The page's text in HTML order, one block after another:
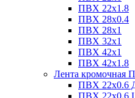
ПВХ 22х1.8
ПВХ 28х0.4
ПВХ 28х1
ПВХ 32x1
ПВХ 42х1
ПВХ 42х1.8
Лента кромочная
ПВХ 22x0.6
ПВХ 22x0.6